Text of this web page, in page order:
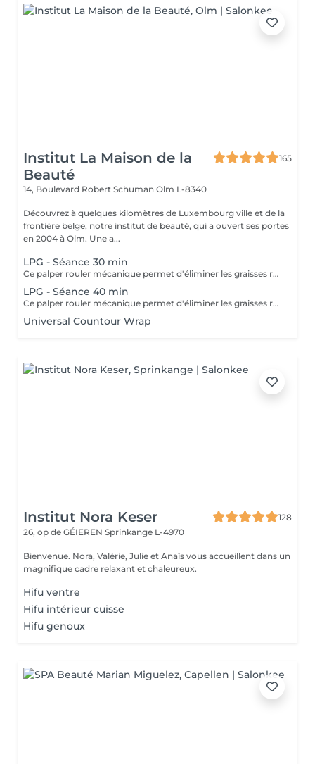
Institut La Maison de la
Beauté
165
14, Boulevard Robert Schuman Olm L-8340
Découvrez à quelques kilomètres de Luxembourg ville et de la
frontière belge, notre institut de beauté, qui a ouvert ses portes
en 2004 à Olm. Une a...
LPG - Séance 30 min
Ce palper rouler mécanique permet d'éliminer les graisses résistantes à l'exercice physique et aux régimes grâce à la technologie Lipomassage. En bref il permet de : DESTOCKER, RAFFERMIR, RESCULPTER, LISSER
LPG - Séance 40 min
Ce palper rouler mécanique permet d'éliminer les graisses résistantes à l'exercice physique et aux régimes grâce à la technologie Lipomassage. En bref il permet de : DESTOCKER, RAFFERMIR, RESCULPTER, LISSER
Universal Countour Wrap
Institut Nora Keser
128
26, op de GÉIEREN Sprinkange L-4970
Bienvenue. Nora, Valérie, Julie et Anaïs vous accueillent dans un
magnifique cadre relaxant et chaleureux.
Hifu ventre
Hifu intérieur cuisse
Hifu genoux